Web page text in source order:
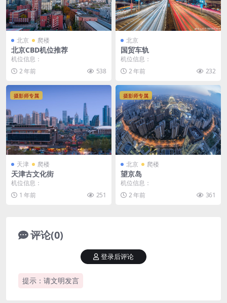
北京 爬楼
北京CBD机位推荐
机位信息：
2 年前
538
北京
国贸车轨
机位信息：
2 年前
232
摄影师专属
天津 爬楼
天津古文化街
机位信息：
1 年前
251
摄影师专属
北京 爬楼
望京岛
机位信息：
2 年前
361
评论(0)
提示：请文明发言
登录后评论